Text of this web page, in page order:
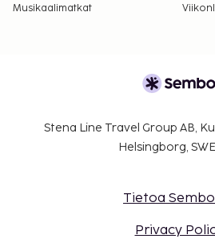
Musikaalimatkat
Stena Line Travel Group AB,
Helsingborg,
Tietoa
Privacy